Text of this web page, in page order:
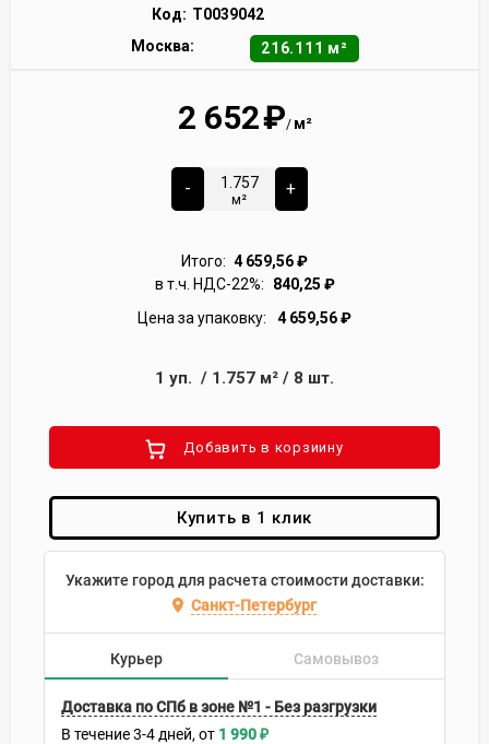
Код: Т0039042
Москва:
216.111 м²
2 652₽/ м²
-
м²
+
Итого: 4 659,56₽
в т.ч. НДС-22%:
840,25 ₽
Цена за упаковку:
4 659,56₽
1 уп. / 1.757 м² / 8 шт.
Добавить в корзиину
Купить в 1 клик
Укажите город для расчета стоимости доставки:
Санкт-Петербург
Курьер Самовывоз
Доставка по СПб в зоне №1 - Без разгрузки
В течение3-4 дней 1 990₽